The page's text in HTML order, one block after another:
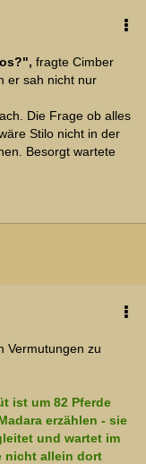
fragte Cimber
er sah nicht nur
Die Frage ob alles
Stilo nicht in der
Besorgt wartete
Vermutungen zu
ist um 82 Pferde
erzählen - sie
und wartet im
nicht allein dort